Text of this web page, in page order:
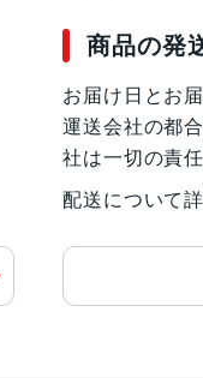
商品の発
お届け日とお
運送会社の都
社は一切の責
配送について